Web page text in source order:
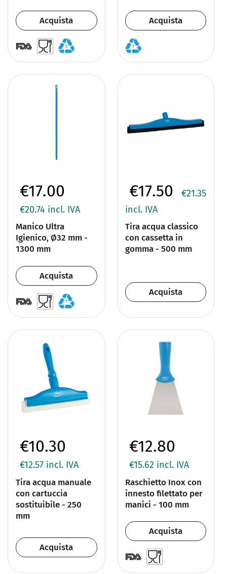
Acquista Acquista
€17.00
€20.74 incl. IVA
Manico Ultra
Igienico, Ø32 mm -
1300 mm
Acquista
€17.50
€21.35
incl. IVA
Tira acqua classico
con cassetta in
gomma - 500 mm
Acquista
€10.30
€12.57 incl. IVA
Tira acqua manuale
con cartuccia
sostituibile - 250
mm
Acquista
€12.80
€15.62 incl. IVA
Raschietto Inox con
innesto filettato per
manici - 100 mm
Acquista